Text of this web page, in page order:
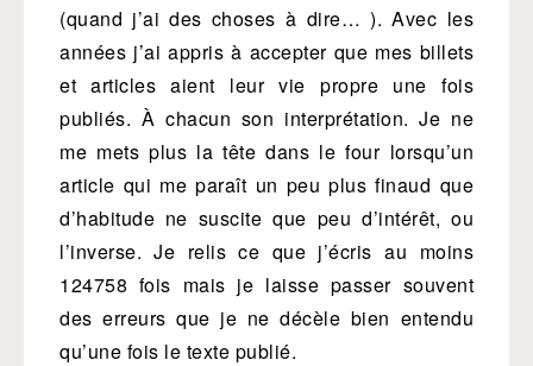
(quand j’ai des choses à dire… ). Avec les
années j’ai appris à accepter que mes billets
et articles aient leur vie propre une fois
publiés. À chacun son interprétation. Je ne
me mets plus la tête dans le four lorsqu’un
article qui me paraît un peu plus finaud que
d’habitude ne suscite que peu d’intérêt, ou
l’inverse. Je relis ce que j’écris au moins
124758 fois mais je laisse passer souvent
des erreurs que je ne décèle bien entendu
qu’une fois le texte publié.